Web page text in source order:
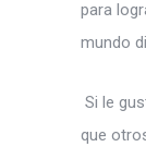
para
mundo
Si le
que